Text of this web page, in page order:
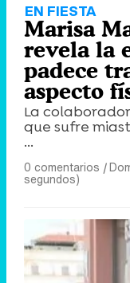
EN FIESTA
Marisa
revela la
padece
aspecto
La
que sufre
...
0 comentarios |
segundos)